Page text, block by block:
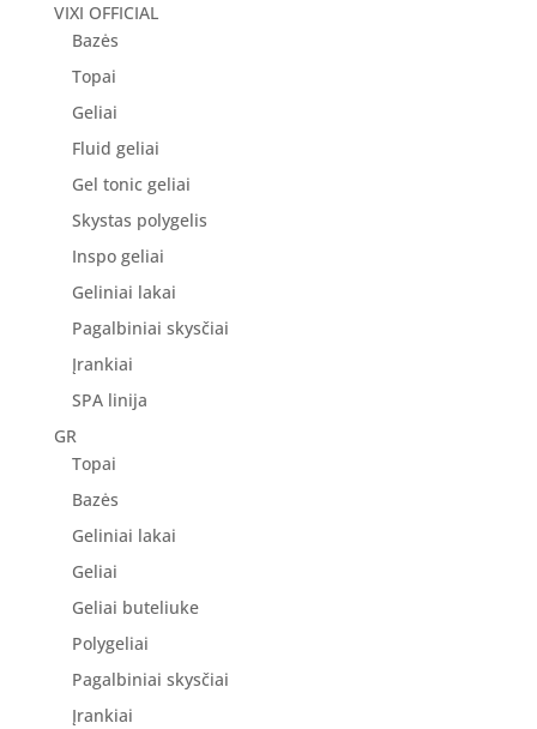
VIXI OFFICIAL
Bazės
Topai
Geliai
Fluid geliai
Gel tonic geliai
Skystas polygelis
Inspo geliai
Geliniai lakai
Pagalbiniai skysčiai
Įrankiai
SPA linija
GR
Topai
Bazės
Geliniai lakai
Geliai
Geliai buteliuke
Polygeliai
Pagalbiniai skysčiai
Įrankiai